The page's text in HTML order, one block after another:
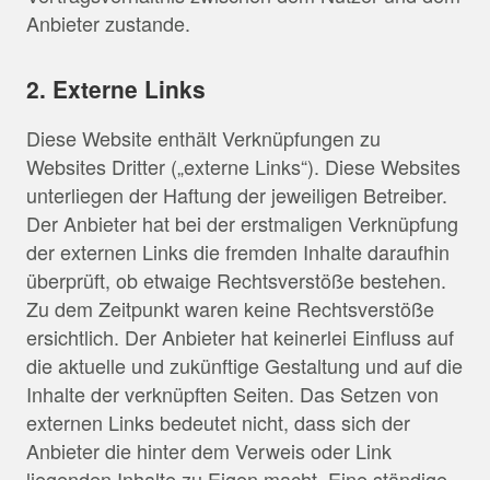
Anbieter zustande.
2. Externe Links
Diese Website enthält Verknüpfungen zu
Websites Dritter („externe Links“). Diese Websites
unterliegen der Haftung der jeweiligen Betreiber.
Der Anbieter hat bei der erstmaligen Verknüpfung
der externen Links die fremden Inhalte daraufhin
überprüft, ob etwaige Rechtsverstöße bestehen.
Zu dem Zeitpunkt waren keine Rechtsverstöße
ersichtlich. Der Anbieter hat keinerlei Einfluss auf
die aktuelle und zukünftige Gestaltung und auf die
Inhalte der verknüpften Seiten. Das Setzen von
externen Links bedeutet nicht, dass sich der
Anbieter die hinter dem Verweis oder Link